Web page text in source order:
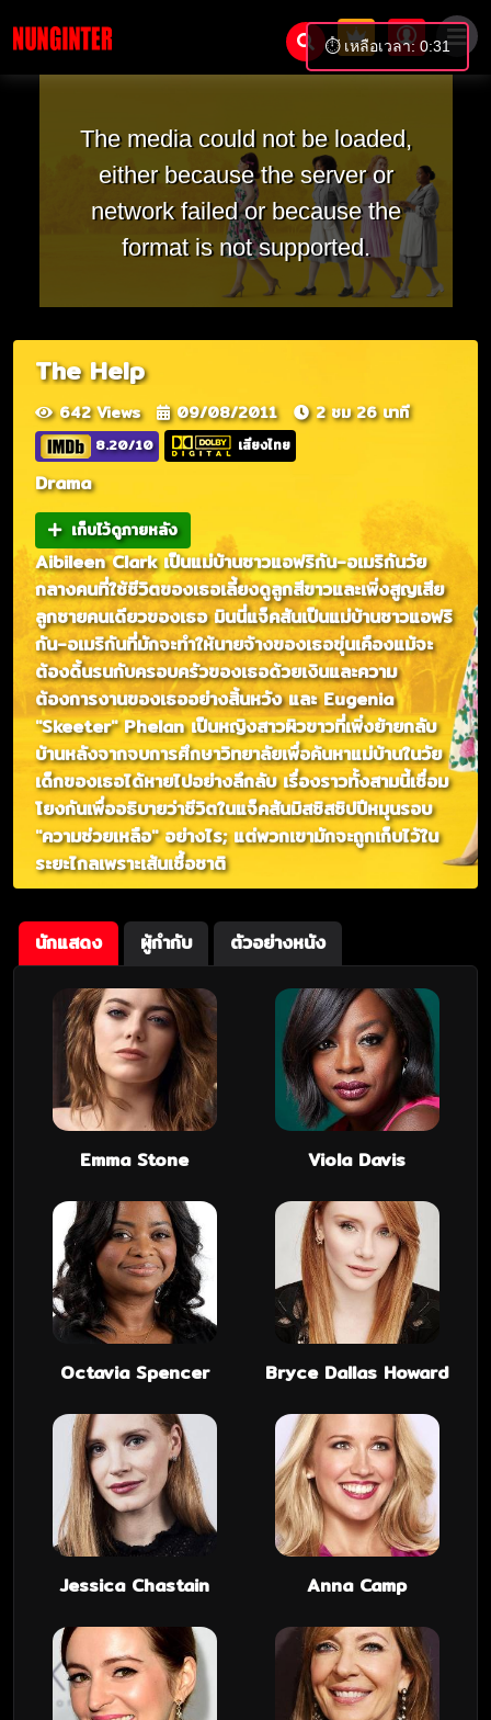
The media could not be loaded,
either because the server or
network failed or because the
format is not supported.
The Help
642 Views 09/08/2011 2 ชม 26 นาที
8.20/10 เสียงไทย
Drama
เก็บไว้ดูภายหลัง
Aibileen Clark เป็นแม่บ้านชาวแอฟริกัน-อเมริกันวัย
กลางคนที่ใช้ชีวิตของเธอเลี้ยงดูลูกสีขาวและเพิ่งสูญเสีย
ลูกชายคนเดียวของเธอ มินนี่แจ็คสันเป็นแม่บ้านชาวแอฟริ
กัน-อเมริกันที่มักจะทำให้นายจ้างของเธอขุ่นเคืองแม้จะ
ต้องดิ้นรนกับครอบครัวของเธอด้วยเงินและความ
ต้องการงานของเธออย่างสิ้นหวัง และ Eugenia
"Skeeter" Phelan เป็นหญิงสาวผิวขาวที่เพิ่งย้ายกลับ
บ้านหลังจากจบการศึกษาวิทยาลัยเพื่อค้นหาแม่บ้านในวัย
เด็กของเธอได้หายไปอย่างลึกลับ เรื่องราวทั้งสามนี้เชื่อม
โยงกันเพื่ออธิบายว่าชีวิตในแจ็คสันมิสซิสซิปปีหมุนรอบ
"ความช่วยเหลือ" อย่างไร; แต่พวกเขามักจะถูกเก็บไว้ใน
ระยะไกลเพราะเส้นเชื้อชาติ
นักแสดง ผู้กำกับ ตัวอย่างหนัง
Emma Stone Viola Davis
Octavia Spencer Bryce Dallas Howard
Jessica Chastain Anna Camp
⏱️ เหลือเวลา: 0:31